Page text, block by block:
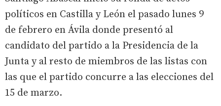
políticos en Castilla y León el pasado lunes 9
de febrero en Ávila donde presentó al
candidato del partido a la Presidencia de la
Junta y al resto de miembros de las listas con
las que el partido concurre a las elecciones del
15 de marzo.